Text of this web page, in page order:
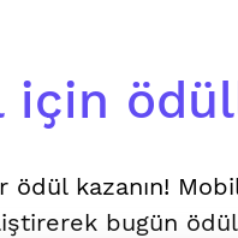
için
kazanın!
bugün